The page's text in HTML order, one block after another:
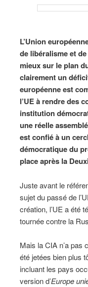
L’Union
de libéralisme et
mieux sur le plan
clairement un
européenne est
l’UE à rendre des
institution
une réelle
est confié à un
démocratique du
place après la
Juste avant le
sujet du passé de
création, l’UE a été
tournée contre la
Mais la CIA n’a pas
été jetées bien plus
incluant les pays
version d’Europe